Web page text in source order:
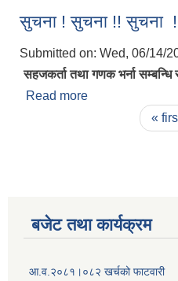
सुचना ! सुचना !! सुचना
Submitted on: Wed, 06/14/
सहजकर्ता तथा गणक भर्ना सम्बन्धि
Read more
«
बजेट तथा कार्यक्रम
आ‍.व.२०८१।०८२ खर्चको फाटवारी